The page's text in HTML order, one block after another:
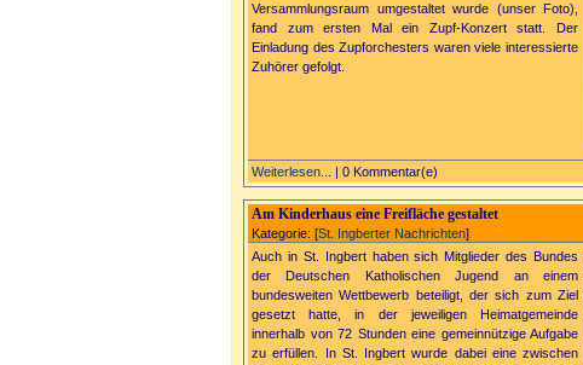
Versammlungsraum umgestaltet wurde (unser Foto),
fand zum ersten Mal ein Zupf-Konzert statt. Der
Einladung des Zupforchesters waren viele interessierte
Zuhörer gefolgt.
Weiterlesen... | 0 Kommentar(e)
Am Kinderhaus eine Freifläche gestaltet
Kategorie: [St. Ingberter Nachrichten]
Auch in St. Ingbert haben sich Mitglieder des Bundes
der Deutschen Katholischen Jugend an einem
bundesweiten Wettbewerb beteiligt, der sich zum Ziel
gesetzt hatte, in der jeweiligen Heimatgemeinde
innerhalb von 72 Stunden eine gemeinnützige Aufgabe
zu erfüllen. In St. Ingbert wurde dabei eine zwischen